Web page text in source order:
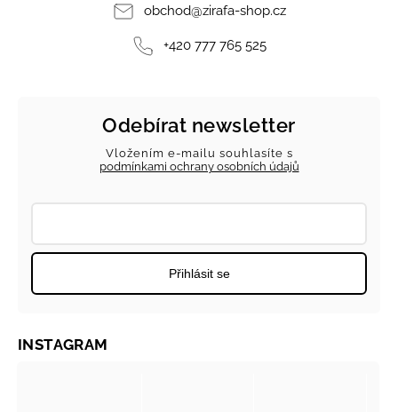
obchod@zirafa-shop.cz
+420 777 765 525
Odebírat newsletter
Vložením e-mailu souhlasíte s
podmínkami ochrany osobních údajů
Přihlásit se
INSTAGRAM